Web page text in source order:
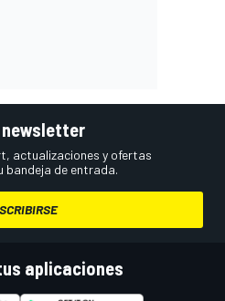
actualizaciones y ofertas
bandeja de entrada.
aplicaciones